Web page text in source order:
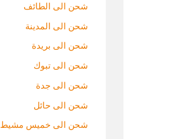
شحن الى الطائف
شحن الى المدينة
شحن الى بريدة
شحن الى تبوك
شحن الى جدة
شحن الى حائل
شحن الى خميس مشيط